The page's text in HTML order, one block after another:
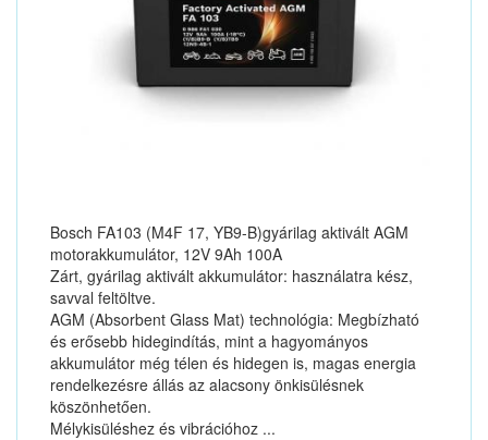
Bosch FA103 (M4F 17, YB9-B)gyárilag aktivált AGM
motorakkumulátor, 12V 9Ah 100A
Zárt, gyárilag aktivált akkumulátor: használatra kész,
savval feltöltve.
AGM (Absorbent Glass Mat) technológia: Megbízható
és erősebb hidegindítás, mint a hagyományos
akkumulátor még télen és hidegen is, magas energia
rendelkezésre állás az alacsony önkisülésnek
köszönhetően.
Mélykisüléshez és vibrációhoz ...